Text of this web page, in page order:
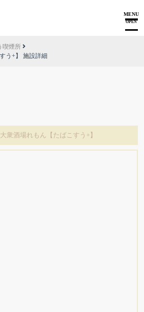
MENU
OPEN
喫煙所
う+】 施設詳細
衆酒場れもん【たばこすう+】